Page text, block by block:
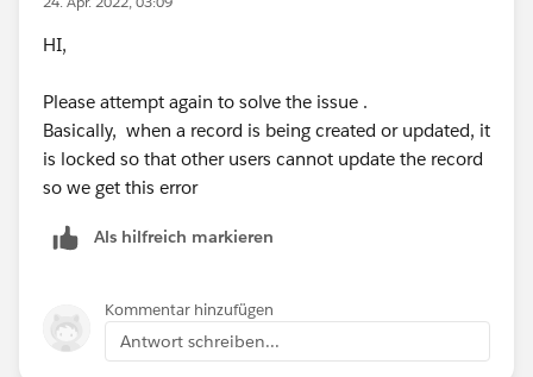
HI,
Please attempt again to solve the issue .
Basically, when a record is being created or updated, it
is locked so that other users cannot update the record
so we get this error
Als hilfreich markieren
Kommentar hinzufügen
Antwort schreiben...